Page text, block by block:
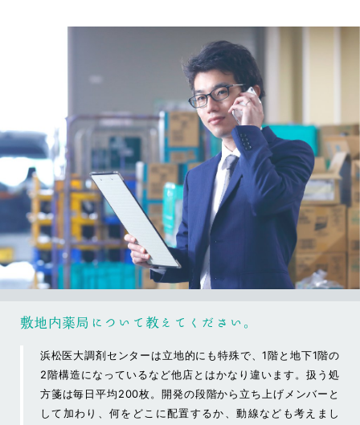
スタッフ
中藤 祐奈 調剤事務
敷地内薬局について教えてください。
浜松医大調剤センターは立地的にも特殊で、1階と地下1階の
2階構造になっているなど他店とはかなり違います。扱う処
方箋は毎日平均200枚。開発の段階から立ち上げメンバーと
して加わり、何をどこに配置するか、動線なども考えまし